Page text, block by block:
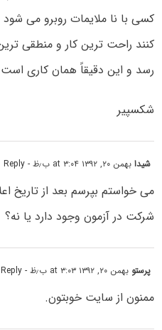
کسی با نا ملایمات روبرو می
کنند راحت ترین کار و منطقی
رسد و این دقیقاً همان کاری
شکسپیر
شیدابهمن ۲۰, ۱۳۹۲ at ۳:۰۴ ب٫ظ - Reply
می خواستم بپرسم بعد از تاریخ
شرکت در آزمون وجود دارد یا نه؟
پرستو بهمن ۲۰, ۱۳۹۲ at ۳:۰۳ ب٫ظ - Reply
ممنون از سایت خوبتون.